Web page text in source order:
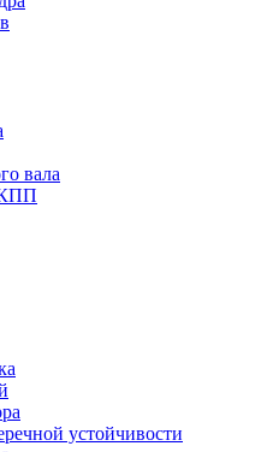
вала
КПП
устойчивости